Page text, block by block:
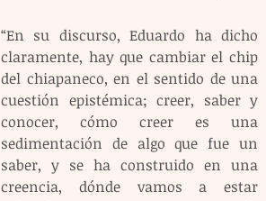
“En su discurso, Eduardo ha dicho
claramente, hay que cambiar el chip
del chiapaneco, en el sentido de una
cuestión epistémica; creer, saber y
conocer, cómo creer es una
sedimentación de algo que fue un
saber, y se ha construido en una
creencia, dónde vamos a estar